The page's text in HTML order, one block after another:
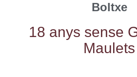
Boltxe
18 anys sen­se
Maulets